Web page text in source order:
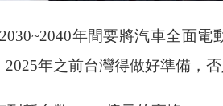
年間要將汽車全面
年之前台灣得做好準備，